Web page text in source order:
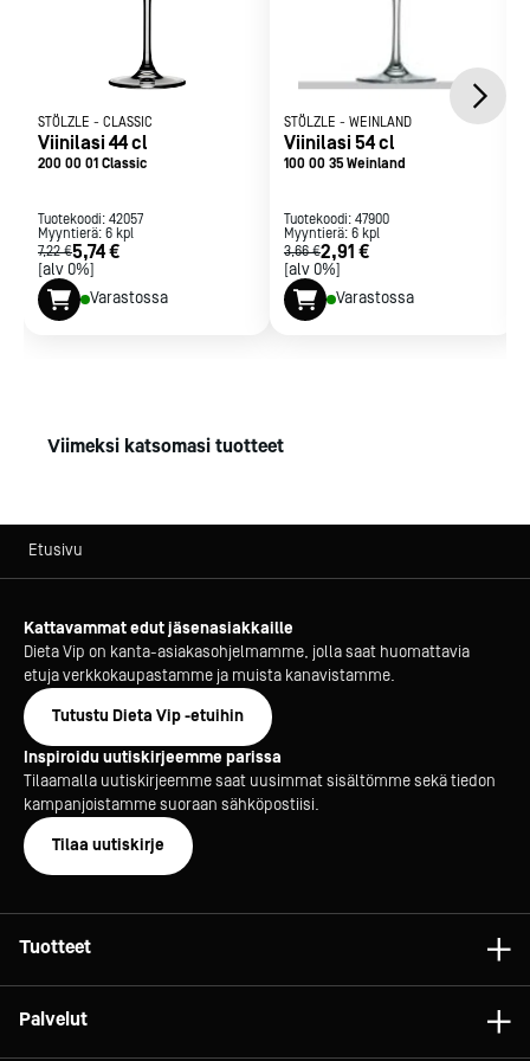
STÖLZLE - CLASSIC
Viinilasi 44 cl
200 00 01 Classic
Tuotekoodi: 42057
Myyntierä: 6 kpl
7,22 €5,74 €
[alv 0%]
Varastossa
STÖLZLE - WEINLAND
Viinilasi 54 cl
100 00 35 Weinland
Tuotekoodi: 47900
Myyntierä: 6 kpl
3,66 €2,91 €
[alv 0%]
Varastossa
Viimeksi katsomasi tuotteet
Etusivu
Kattavammat edut jäsenasiakkaille
Dieta Vip on kanta-asiakasohjelmamme, jolla saat huomattavia
etuja verkkokaupastamme ja muista kanavistamme.
Tutustu Dieta Vip -etuihin
Inspiroidu uutiskirjeemme parissa
Tilaamalla uutiskirjeemme saat uusimmat sisältömme sekä tiedon
kampanjoistamme suoraan sähköpostiisi.
Tilaa uutiskirje
Tuotteet
Palvelut